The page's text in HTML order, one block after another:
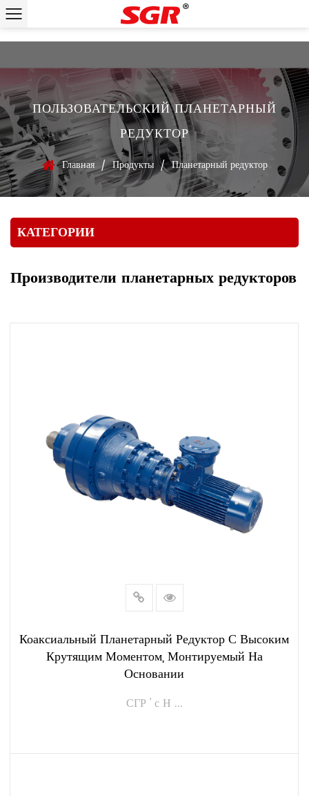
ПОЛЬЗОВАТЕЛЬСКИЙ ПЛАНЕТАРНЫЙ
РЕДУКТОР
Главная / Продукты / Планетарный редуктор
КАТЕГОРИИ
Производители планетарных редукторов
Коаксиальный Планетарный Редуктор С Высоким
Крутящим Моментом, Монтируемый На
Основании
СГР ' с Н ...